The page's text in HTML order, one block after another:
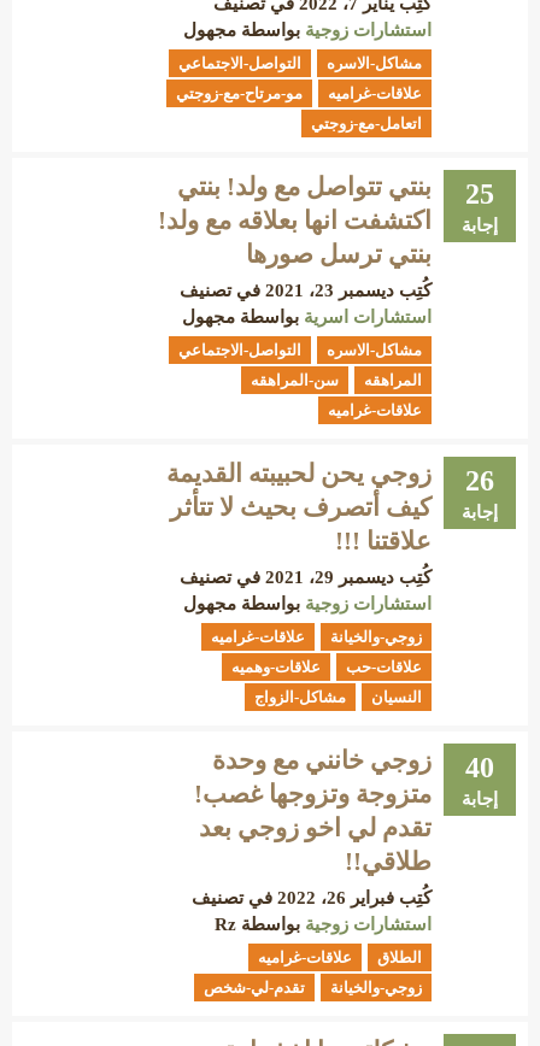
كُتِب يناير 7، 2022
في تصنيف
استشارات زوجية بواسطة مجهول
مشاكل-الاسره
التواصل-الاجتماعي
علاقات-غراميه
مو-مرتاح-مع-زوجتي
اتعامل-مع-زوجتي
25
إجابة
بنتي تتواصل مع ولد! بنتي
اكتشفت انها بعلاقه مع ولد!
بنتي ترسل صورها
كُتِب ديسمبر 23، 2021
في تصنيف
استشارات اسرية بواسطة مجهول
مشاكل-الاسره
التواصل-الاجتماعي
المراهقه
سن-المراهقه
علاقات-غراميه
26
إجابة
زوجي يحن لحبيبته القديمة
كيف أتصرف بحيث لا تتأثر
علاقتنا !!!
كُتِب ديسمبر 29، 2021
في تصنيف
استشارات زوجية بواسطة مجهول
زوجي-والخيانة
علاقات-غراميه
علاقات-حب
علاقات-وهميه
النسيان
مشاكل-الزواج
40
إجابة
زوجي خانني مع وحدة
متزوجة وتزوجها غصب!
تقدم لي اخو زوجي بعد
طلاقي!!
كُتِب فبراير 26، 2022
في تصنيف
استشارات زوجية بواسطة Rz
الطلاق
علاقات-غراميه
زوجي-والخيانة
تقدم-لي-شخص